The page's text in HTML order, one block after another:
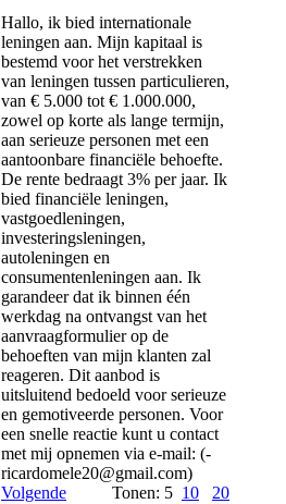
Hallo, ik bied internationale
leningen aan. Mijn kapitaal is
bestemd voor het verstrekken
van leningen tussen particulieren,
van € 5.000 tot € 1.000.000,
zowel op korte als lange termijn,
aan serieuze personen met een
aantoonbare financiële behoefte.
De rente bedraagt ​​3% per jaar. Ik
bied financiële leningen,
vastgoedleningen,
investeringsleningen,
autoleningen en
consumentenleningen aan. Ik
garandeer dat ik binnen één
werkdag na ontvangst van het
aanvraagformulier op de
behoeften van mijn klanten zal
reageren. Dit aanbod is
uitsluitend bedoeld voor serieuze
en gemotiveerde personen. Voor
een snelle reactie kunt u contact
met mij opnemen via e-mail: (­
ricardomele20@­gmail.­com)­
Volgende
Tonen: 5 10 20